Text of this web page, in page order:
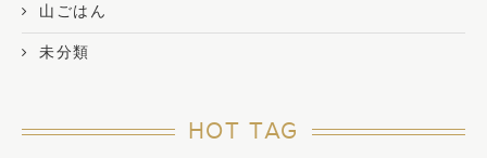
山ごはん
未分類
HOT TAG